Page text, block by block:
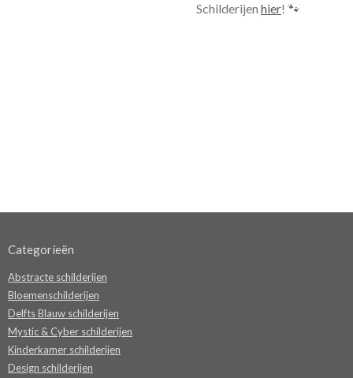
Schilderijen hier! 🐾
Categorieën
Abstracte schilderijen
Bloemenschilderijen
Delfts Blauw schilderijen
Mystic & Cyber schilderijen
Kinderkamer schilderijen
Design schilderijen